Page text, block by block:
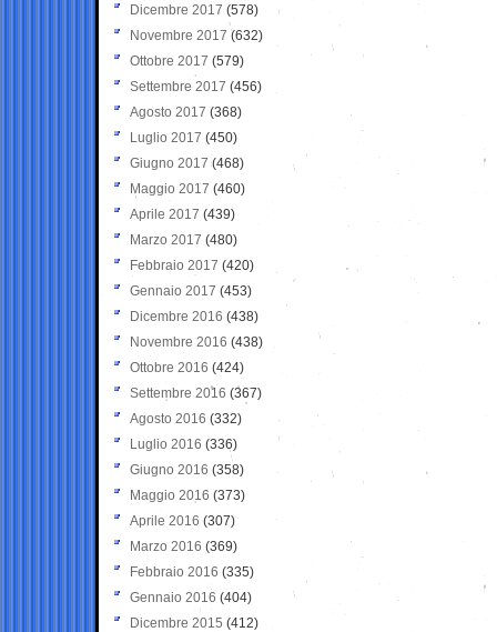
Dicembre 2017 (578)
Novembre 2017 (632)
Ottobre 2017 (579)
Settembre 2017 (456)
Agosto 2017 (368)
Luglio 2017 (450)
Giugno 2017 (468)
Maggio 2017 (460)
Aprile 2017 (439)
Marzo 2017 (480)
Febbraio 2017 (420)
Gennaio 2017 (453)
Dicembre 2016 (438)
Novembre 2016 (438)
Ottobre 2016 (424)
Settembre 2016 (367)
Agosto 2016 (332)
Luglio 2016 (336)
Giugno 2016 (358)
Maggio 2016 (373)
Aprile 2016 (307)
Marzo 2016 (369)
Febbraio 2016 (335)
Gennaio 2016 (404)
Dicembre 2015 (412)